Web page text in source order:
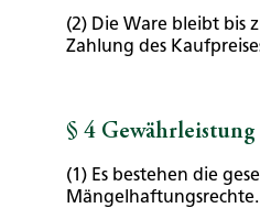
(2) Die Ware bleibt bis
Zahlung des
§ 4 Gewährleistung
(1) Es bestehen die
Mängelhaftungsrechte.